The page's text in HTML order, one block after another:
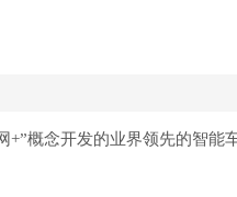
+”概念开发的业界领先的智能